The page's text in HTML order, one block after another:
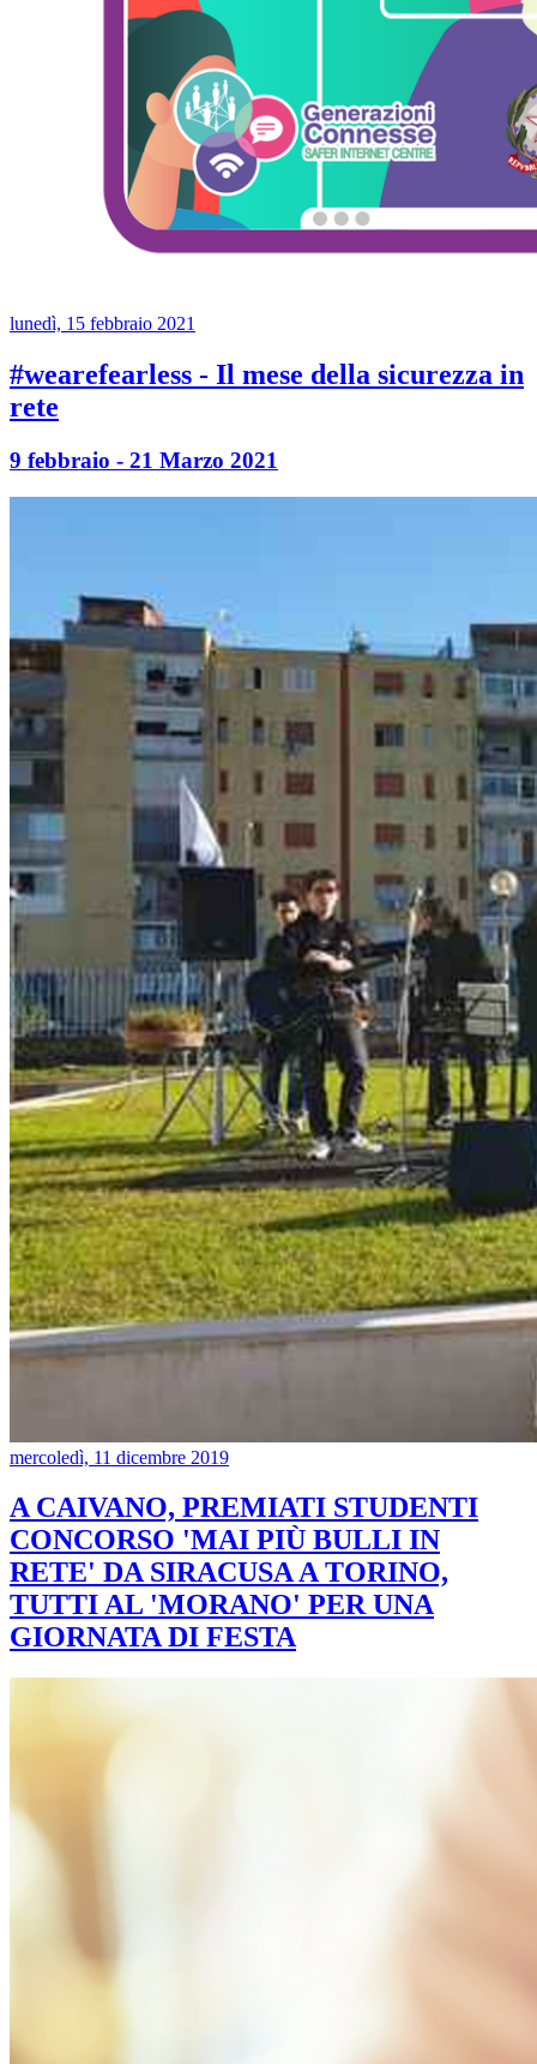
lunedì, 15 febbraio 2021
#wearefearless - Il mese della sicurezza in
rete
9 febbraio - 21 Marzo 2021
mercoledì, 11 dicembre 2019
A CAIVANO, PREMIATI STUDENTI
CONCORSO 'MAI PIÙ BULLI IN
RETE' DA SIRACUSA A TORINO,
TUTTI AL 'MORANO' PER UNA
GIORNATA DI FESTA